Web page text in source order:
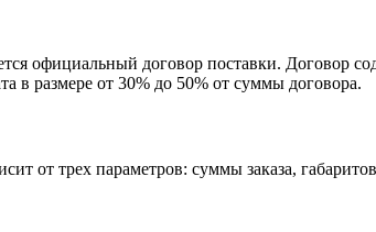
официальный договор поставки. Договор
в размере от 30% до 50% от суммы договора.
от трех параметров: суммы заказа,